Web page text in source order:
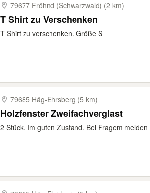
79677 Fröhnd (Schwarzwald) (2 km)
T Shirt zu Verschenken
T Shirt zu verschenken. Größe S
79685 Häg-​Ehrsberg (5 km)
Holzfenster Zweifachverglast
2 Stück. Im guten Zustand. Bei Fragem melden